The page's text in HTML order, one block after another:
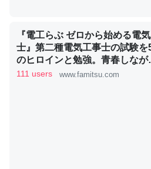
昆虫ってカルシウム少ないのか。
コオロギのカルシウム分はエビの
─ニュース :: 【研究発表】昆虫学の大
論文では「淡水はカルシウムも酸
『電工らぶ ゼロから始める電
士』第二種電気工事士の試験を
のヒロインと勉強。青春しなが
ら“過去問1000問”や“本番形式
111 users www.famitsu.com